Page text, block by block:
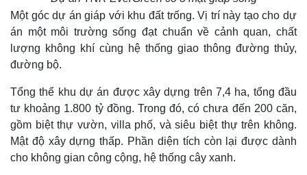
Thế giới
Multimedia
Một góc dự án giáp với khu đất trống. Vị trí này tạo cho dự
án một môi trường sống đạt chuẩn về cảnh quan, chất
lượng không khí cùng hệ thống giao thông đường thủy,
đường bộ.
Tổng thể khu dự án được xây dựng trên 7,4 ha, tổng đầu
tư khoảng 1.800 tỷ đồng. Trong đó, có chưa đến 200 căn,
gồm biệt thự vườn, villa phố, và siêu biệt thự trên không.
Mật độ xây dựng thấp. Phần diện tích còn lại được dành
cho không gian công cộng, hệ thống cây xanh.